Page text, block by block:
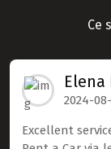
Ce
Elena
2024-
Excellent